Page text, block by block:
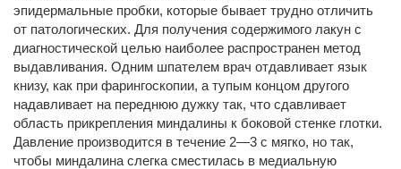
эпидермальные пробки, которые бывает трудно отличить
от патологических. Для получения содержимого лакун с
диагностической целью наиболее распространен метод
выдавливания. Одним шпателем врач отдавливает язык
книзу, как при фарингоскопии, а тупым концом другого
надавливает на переднюю дужку так, что сдавливает
область прикрепления миндалины к боковой стенке глотки.
Давление производится в течение 2—3 с мягко, но так,
чтобы миндалина слегка сместилась в медиальную